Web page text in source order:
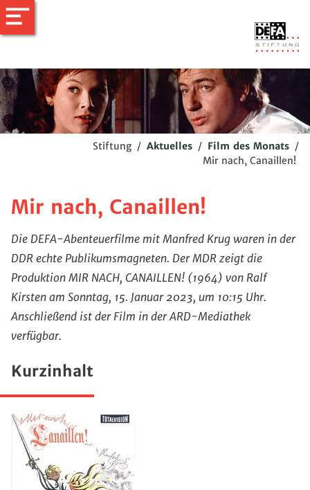
Stiftung / Aktuelles / Film des Monats /
Mir nach, Canaillen!
Mir nach, Canaillen!
Die DEFA-Abenteuerfilme mit Manfred Krug waren in der
DDR echte Publikumsmagneten. Der MDR zeigt die
Produktion MIR NACH, CANAILLEN! (1964) von Ralf
Kirsten am Sonntag, 15. Januar 2023, um 10:15 Uhr.
Anschließend ist der Film in der ARD-Mediathek
verfügbar.
Kurzinhalt